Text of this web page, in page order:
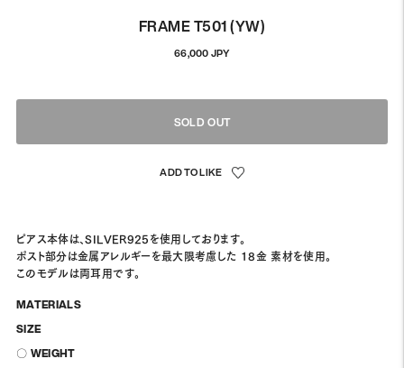
FRAME T501 (YW)
66,000 JPY정
격
SOLD OUT
ピアス本体は、SILVER925を使用しております。
ポスト部分は金属アレルギーを最大限考慮した 18金 素材を使用。
このモデルは両耳用です。
MATERIALS
SIZE
〇 WEIGHT